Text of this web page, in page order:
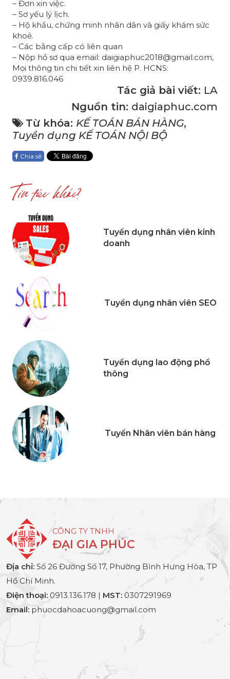
– Đơn xin việc.
– Sơ yếu lý lịch.
– Hộ khẩu, chứng minh nhân dân và giấy khám sức
khoẻ.
– Các bằng cấp có liên quan
– Nộp hồ sơ qua email: daigiaphuc2018@gmail.com,
Mọi thông tin chi tiết xin liên hệ P. HCNS:
0939.816.046
Tác giả bài viết: LA
Nguồn tin: daigiaphuc.com
Từ khóa: KẾ TOÁN BÁN HÀNG,
Tuyền dụng KẾ TOÁN NỘI BỘ
Chia sẻ
Tin tức khác?
Tuyển dụng nhân viên kinh
doanh
Tuyển dụng nhân viên SEO
Tuyển dụng lao động phổ
thông
Tuyển Nhân viên bán hàng
CÔNG TY TNHH
ĐẠI GIA PHÚC
Địa chỉ: Số 26 Đường Số 17, Phường Bình Hưng Hòa, TP
Hồ Chí Minh.
Điện thoại: 0913.136.178 | MST: 0307291969
Email: phuocdahoacuong@gmail.com